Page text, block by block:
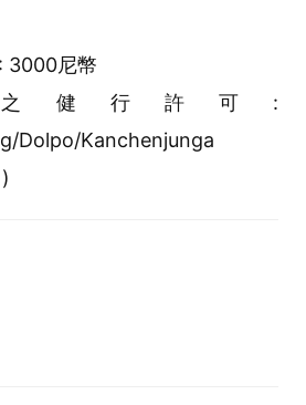
3000尼幣
健行許可:
Dolpo/Kanchenjunga